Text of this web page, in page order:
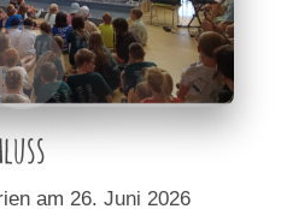
am 26. Juni 2026